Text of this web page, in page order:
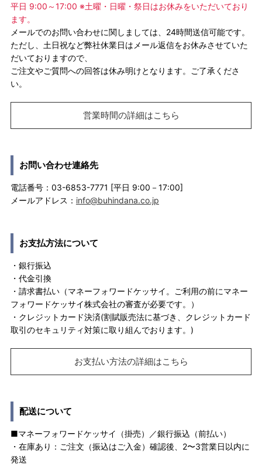
平日 9:00～17:00 ※土曜・日曜・祭日はお休みをいただいており
ます。
メールでのお問い合わせに関しましては、24時間送信可能です。
ただし、土日祝など弊社休業日はメール返信をお休みさせていた
だいておりますので、
ご注文やご質問への回答は休み明けとなります。ご了承くださ
い。
営業時間の詳細はこちら
お問い合わせ連絡先
電話番号：03-6853-7771 [平日 9:00－17:00]
メールアドレス： info@buhindana.co.jp
お支払方法について
・銀行振込
・代金引換
・請求書払い（マネーフォワードケッサイ。ご利用の前にマネー
フォワードケッサイ株式会社の審査が必要です。）
・クレジットカード決済(割賦販売法に基づき、クレジットカード
取引のセキュリティ対策に取り組んでおります。)
お支払い方法の詳細はこちら
配送について
■マネーフォワードケッサイ（掛売）／銀行振込（前払い）
・在庫あり：ご注文（振込はご入金）確認後、2〜3営業日以内に
発送